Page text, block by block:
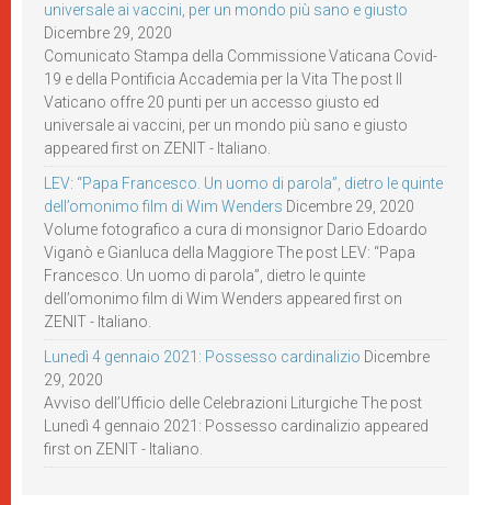
universale ai vaccini, per un mondo più sano e giusto
Dicembre 29, 2020
Comunicato Stampa della Commissione Vaticana Covid-
19 e della Pontificia Accademia per la Vita The post Il
Vaticano offre 20 punti per un accesso giusto ed
universale ai vaccini, per un mondo più sano e giusto
appeared first on ZENIT - Italiano.
LEV: “Papa Francesco. Un uomo di parola”, dietro le quinte
dell’omonimo film di Wim Wenders Dicembre 29, 2020
Volume fotografico a cura di monsignor Dario Edoardo
Viganò e Gianluca della Maggiore The post LEV: “Papa
Francesco. Un uomo di parola”, dietro le quinte
dell’omonimo film di Wim Wenders appeared first on
ZENIT - Italiano.
Lunedì 4 gennaio 2021: Possesso cardinalizio Dicembre
29, 2020
Avviso dell’Ufficio delle Celebrazioni Liturgiche The post
Lunedì 4 gennaio 2021: Possesso cardinalizio appeared
first on ZENIT - Italiano.